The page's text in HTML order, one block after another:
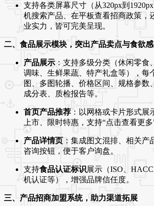
支持各类屏幕尺寸（从320px到
机搜索产品、在平板查看招商政策，
业实力，皆可完美呈现。
二、食品展示模块，突出产品卖点与食欲感
产品展示 ：支持多级分类（休闲零食
调味、生鲜果蔬、特产礼盒等），每
图、多图轮播、价格区间、规格参数
成分表、质检报告等。
首页产品推荐：以网格或卡片形式展
上市、限时特惠，支持“点击查看更多
产品详情页：集成图文混排、相关产
咨询按钮，便于客户询盘。
支持食品认证标识展示（ISO、
机认证等），增强品牌信任度。
三、产品招商加盟系统，助力渠道拓展